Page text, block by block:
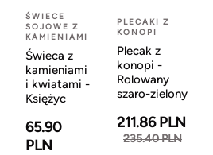
ŚWIECE
SOJOWE Z
KAMIENIAMI
Świeca z
kamieniami
i kwiatami -
Księżyc
65.90
PLN
PLECAKI Z
KONOPI
Plecak z
konopi -
Rolowany
szaro-zielony
211.86 PLN
235.40 PLN